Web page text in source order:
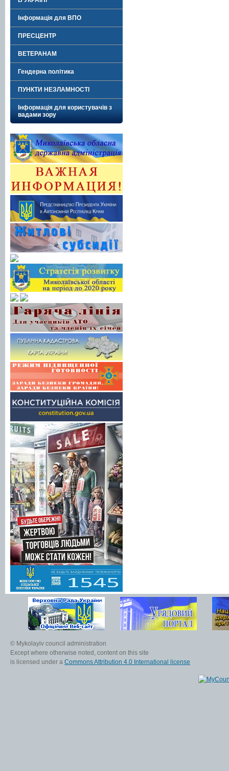
Інформація для ВПО
ПРЕСЦЕНТР
ВЕТЕРАНАМ
Гендерна політика
ПУНКТИ НЕЗЛАМНОСТІ
Інформація для користувачів з
вадами зору
© Mykolayiv council administration
Except where otherwise noted, content on this site
is licensed under a Commons Attribution 4.0 International license